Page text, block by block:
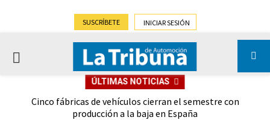
SUSCRÍBETE INICIAR SESIÓN
PRIMARY
ÚLTIMAS NOTICIAS
Cinco fábricas de vehículos cierran el semestre con
producción a la baja en España